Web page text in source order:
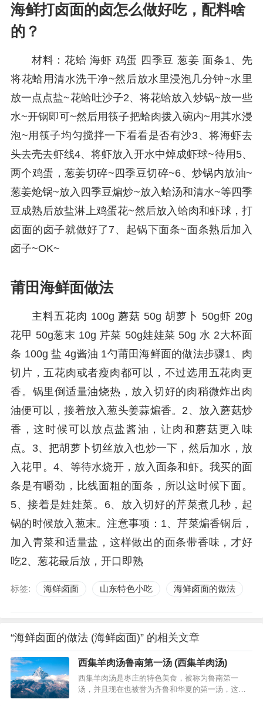
海鲜打卤面的卤怎么做好吃，配料啥
的？
材料：花蛤 海虾 鸡蛋 四季豆 葱姜 面条1、先
将花蛤用清水洗干净~然后放水里浸泡几分钟~水里
放一点点盐~花蛤吐沙子2、将花蛤放入炒锅~放一些
水~开锅即可~然后用筷子把蛤肉拨入碗内~用其水浸
泡~用筷子均匀搅拌一下看看是否有沙3、将海虾去
头去壳去虾线4、将虾放入开水中焯成虾球~待用5、
两个鸡蛋，葱姜切碎~四季豆切碎~6、炒锅内放油~
葱姜炝锅~放入四季豆煸炒~放入蛤汤和清水~等四季
豆成熟后放盐淋上鸡蛋花~然后放入蛤肉和虾球，打
卤面的卤子就做好了7、起锅下面条~面条熟后加入
卤子~OK~
莆田海鲜面做法
主料五花肉 100g 蘑菇 50g 胡萝卜 50g虾 20g
花甲 50g葱末 10g 芹菜 50g娃娃菜 50g 水 2大杯面
条 100g 盐 4g酱油 1勺莆田海鲜面的做法步骤1、肉
切片，五花肉或者瘦肉都可以，不过选用五花肉更
香。锅里倒适量油烧热，放入切好的肉稍微炸出肉
油便可以，接着放入葱头姜蒜煸香。2、放入蘑菇炒
香，这时候可以放点盐酱油，让肉和蘑菇更入味
点。3、把胡萝卜切丝放入也炒一下，然后加水，放
入花甲。4、等待水烧开，放入面条和虾。我买的面
条是有嚼劲，比线面粗的面条，所以这时候下面。
5、接着是娃娃菜。6、放入切好的芹菜煮几秒，起
锅的时候放入葱末。注意事项：1、芹菜煸香锅后，
加入青菜和适量盐，这样做出的面条带香味，才好
吃2、葱花最后放，开口即熟
标签: 海鲜卤面 山东特色小吃 海鲜卤面的做法
“海鲜卤面的做法 (海鲜卤面)” 的相关文章
西集羊肉汤鲁南第一汤 (西集羊肉汤)
西集羊肉汤是枣庄的特色美食，被称为鲁南第一
汤，并且现在也被誉为齐鲁和华夏的第一汤，这道